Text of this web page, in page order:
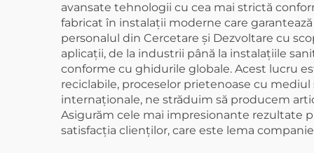
avansate tehnologii cu cea mai strictă
fabricat în instalații moderne care
personalul din Cercetare și Dezvoltare cu
aplicații, de la industrii până la instalațiile
conforme cu ghidurile globale. Acest lucru
reciclabile, proceselor prietenoase cu
internaționale, ne străduim să producem
Asigurăm cele mai impresionante rezultate
satisfacția clienților, care este lema